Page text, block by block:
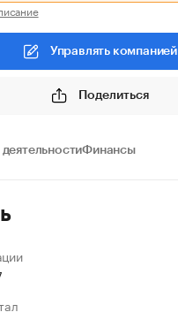
Управлять компанией
Поделиться
Финансы